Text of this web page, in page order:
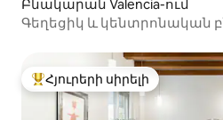
Բնակարան Valencia-ում
Գեղեցիկ և կենտրոնական
Հյուրերի սիրելի լավագույն
Հյուրերի սիրելի